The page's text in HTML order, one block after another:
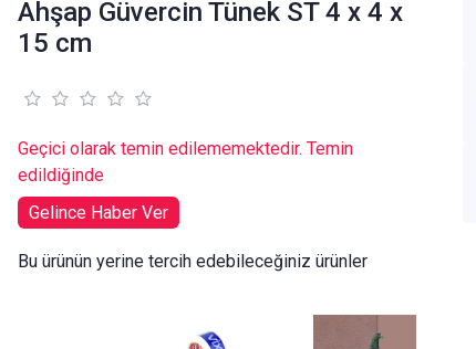
Ahşap Güvercin Tünek ST 4 x 4 x
15 cm
Geçici olarak temin edilememektedir. Temin
edildiğinde
Gelince Haber Ver
Bu ürünün yerine tercih edebileceğiniz ürünler